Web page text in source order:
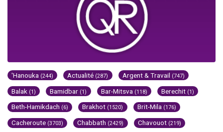
'Hanouka (244) Actualité (287) Argent & Travail (747)
Balak (1) Bamidbar (1) Bar-Mitsva (118) Berechit (1)
Beth-Hamikdach (6) Brakhot (1520) Brit-Mila (176)
Cacheroute (3703) Chabbath (2429) Chavouot (219)